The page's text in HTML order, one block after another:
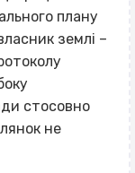
плану
землі –
стосовно
не